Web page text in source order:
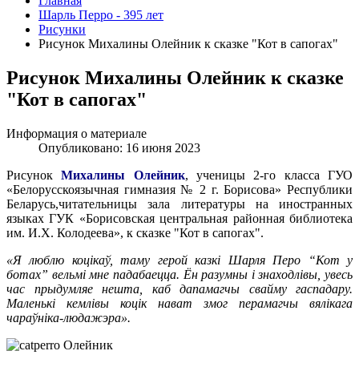
Шарль Перро - 395 лет
Рисунки
Рисунок Михалины Олейник к сказке "Кот в сапогах"
Рисунок Михалины Олейник к сказке
"Кот в сапогах"
Информация о материале
Опубликовано: 16 июня 2023
РисунокМихалины Олейник, ученицы 2-го класса ГУО
«Белорусскоязычная гимназия № 2 г. Борисова» Республики
Беларусь,читательницы зала литературы на иностранных
языках ГУК «Борисовская центральная районная библиотека
им. И.Х. Колодеева», к сказке "Кот в сапогах".
«Я люблю коцікаў, таму герой казкі Шарля Перо “Кот у
ботах” вельмі мне падабаецца. Ён разумны і знаходлівы, увесь
час прыдумляе нешта, каб дапамагчы свайму гаспадару.
Маленькі кемлівы коцік нават змог перамагчы вялікага
чараўніка-людажэра».